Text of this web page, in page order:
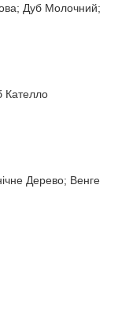
Дуб Молочний;
Кателло
Дерево; Венге